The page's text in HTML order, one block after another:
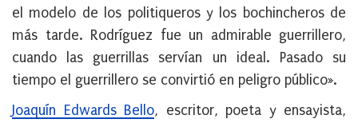
el modelo de los politiqueros y los bochincheros de
más tarde. Rodríguez fue un admirable guerrillero,
cuando las guerrillas servían un ideal. Pasado su
tiempo el guerrillero se convirtió en peligro público».
Joaquín Edwards Bello, escritor, poeta y ensayista,